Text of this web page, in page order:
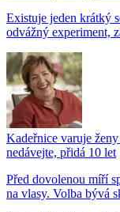
Existuje jeden krátký
odvážný experiment,
Kadeřnice varuje
nedávejte, přidá 10 let
Před dovolenou míří
na vlasy. Volba bývá